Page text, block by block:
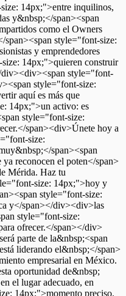
14px;">entre inquilinos,
y&nbsp;</span><span
como el Owners
span><span style="font-size:
y emprendedores
14px;">quieren construir
div><div><span style="font-
style="font-size:
aquí es más que
14px;">un activo: es
style="font-size:
span><div>Únete hoy a
size:
span><span
reconocen el poten</span>
Mérida. Haz tu
size: 14px;">hoy y
style="font-size:
y</span></div><div>las
style="font-size:
ofrecer.</span></div>
parte de la&nbsp;<span
liderando el&nbsp;</span>
empresarial en México.
oportunidad de&nbsp;
el lugar adecuado, en
14px;">momento preciso.